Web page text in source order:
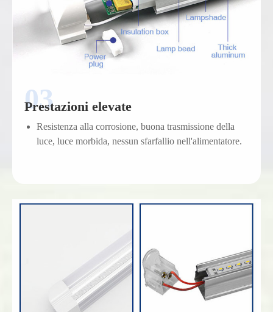
Prestazioni elevate
Resistenza alla corrosione, buona trasmissione della
luce, luce morbida, nessun sfarfallio nell'alimentatore.